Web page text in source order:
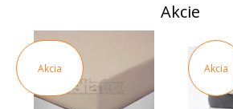
Akcie
Akcia Akcia